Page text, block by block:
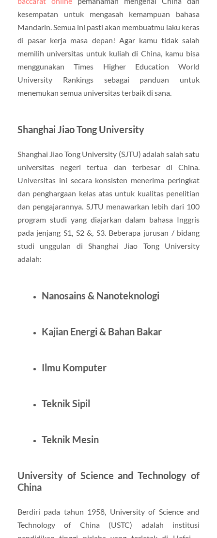
kesempatan untuk mengasah kemampuan bahasa
Mandarin. Semua ini pasti akan membuatmu laku keras
di pasar kerja masa depan! Agar kamu tidak salah
memilih universitas untuk kuliah di China, kamu bisa
menggunakan Times Higher Education World
University Rankings sebagai panduan untuk
menemukan semua universitas terbaik di sana.
Shanghai Jiao Tong University
Shanghai Jiao Tong University (SJTU) adalah salah satu
universitas negeri tertua dan terbesar di China.
Universitas ini secara konsisten menerima peringkat
dan penghargaan kelas atas untuk kualitas penelitian
dan pengajarannya. SJTU menawarkan lebih dari 100
program studi yang diajarkan dalam bahasa Inggris
pada jenjang S1, S2 &, S3. Beberapa jurusan / bidang
studi unggulan di Shanghai Jiao Tong University
adalah:
Nanosains & Nanoteknologi
Kajian Energi & Bahan Bakar
Ilmu Komputer
Teknik Sipil
Teknik Mesin
University of Science and Technology of
China
Berdiri pada tahun 1958, University of Science and
Technology of China (USTC) adalah institusi